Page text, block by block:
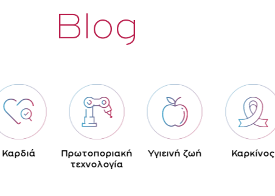
Blog
Καρδιά
Πρωτοποριακή
τεχνολογία
Yγιεινή ζωή Καρκίνος